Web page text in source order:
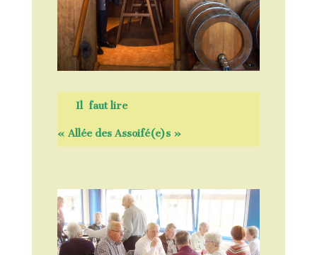
Il faut lire
« Allée des Assoifé(e)s »